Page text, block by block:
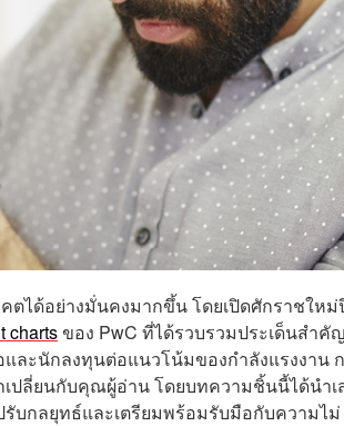
คตได้อย่างมั่นคงมากขึ้น โดยเปิดศักราชใหม่
chartsของ PwC ที่ได้รวบรวมประเด็นสำคั
ละนักลงทุนต่อแนวโน้มของกำลังแรงงาน
เปลี่ยนกับคุณผู้อ่าน โดยบทความชิ้นนี้ได้นำ
บกลยุทธ์และเตรียมพร้อมรับมือกับความไม่